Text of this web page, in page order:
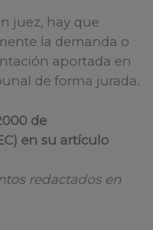
juez, hay que
la demanda o
aportada en
de forma jurada.
de
en su artículo
redactados en